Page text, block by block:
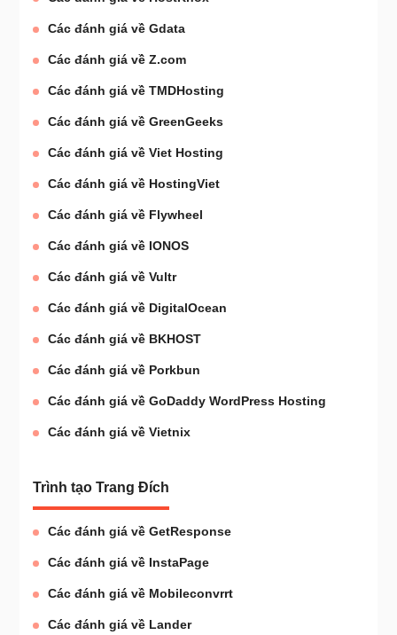
Các đánh giá về Gdata
Các đánh giá về Z.com
Các đánh giá về TMDHosting
Các đánh giá về GreenGeeks
Các đánh giá về Viet Hosting
Các đánh giá về HostingViet
Các đánh giá về Flywheel
Các đánh giá về IONOS
Các đánh giá về Vultr
Các đánh giá về DigitalOcean
Các đánh giá về BKHOST
Các đánh giá về Porkbun
Các đánh giá về GoDaddy WordPress Hosting
Các đánh giá về Vietnix
Trình tạo Trang Đích
Các đánh giá về GetResponse
Các đánh giá về InstaPage
Các đánh giá về Mobileconvrrt
Các đánh giá về Lander